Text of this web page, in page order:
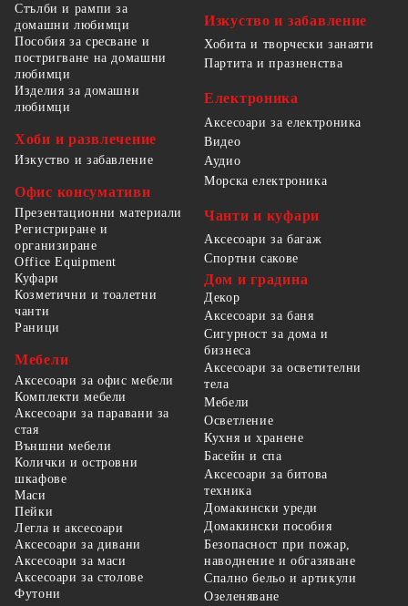
Стълби и рампи за
домашни любимци
Пособия за сресване и
постригване на домашни
любимци
Изделия за домашни
любимци
Хоби и развлечение
Изкуство и забавление
Офис консумативи
Презентационни материали
Регистриране и
организиране
Office Equipment
Изкуство и забавление
Хобита и творчески занаяти
Партита и празненства
Електроника
Аксесоари за електроника
Видео
Аудио
Морска електроника
Чанти и куфари
Аксесоари за багаж
Спортни сакове
Куфари
Козметични и тоалетни
чанти
Раници
Мебели
Аксесоари за офис мебели
Комплекти мебели
Аксесоари за паравани за
стая
Външни мебели
Колички и островни
шкафове
Маси
Пейки
Легла и аксесоари
Аксесоари за дивани
Аксесоари за маси
Аксесоари за столове
Футони
Дом и градина
Декор
Аксесоари за баня
Сигурност за дома и
бизнеса
Аксесоари за осветителни
тела
Мебели
Осветление
Кухня и хранене
Басейн и спа
Аксесоари за битова
техника
Домакински уреди
Домакински пособия
Безопасност при пожар,
наводнение и обгазяване
Спално бельо и артикули
Озеленяване